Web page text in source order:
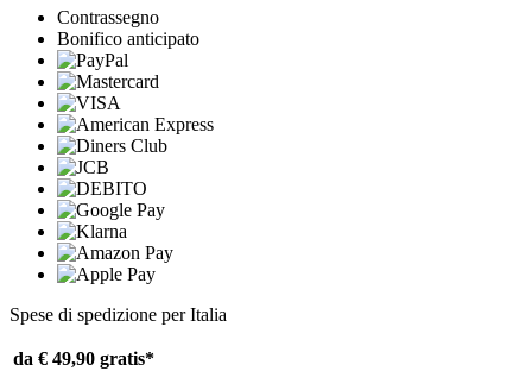
Contrassegno
Bonifico anticipato
Spese di spedizione per Italia
da € 49,90 gratis*